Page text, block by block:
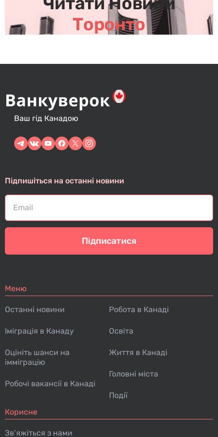
Торонто
Ваш гід Канадою
Підпишіться на останні новини
Підписатися
Меню
Останні новини
Іміграція в Канаду
Оцініть шанси на
імміграцію
Робочі вакансії в Канаді
Робота в Канаді
Освіта
Життя в Канаді
Головні міста
Події
Корисне
Зв’яжіться з нами